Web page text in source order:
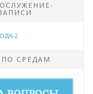
СРЕДАМ